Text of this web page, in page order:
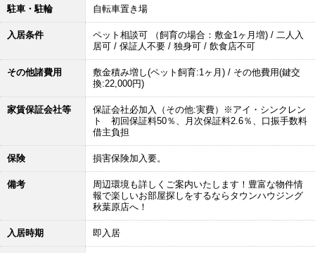
駐車・駐輪 自転車置き場
入居条件
ペット相談可 （飼育の場合：敷金1ヶ月増) / 二人入
居可 / 保証人不要 / 独身可 / 飲食店不可
その他諸費用
敷金積み増し(ペット飼育:1ヶ月) / その他費用(鍵交
換:22,000円)
家賃保証会社等
保証会社必加入（その他:実費）※アイ・シンクレン
ト 初回保証料50％、月次保証料2.6％、口振手数料
借主負担
保険 損害保険加入要。
備考
周辺環境も詳しくご案内いたします！豊富な物件情
報で楽しいお部屋探しをするならタウンハウジング
秋葉原店へ！
入居時期 即入居